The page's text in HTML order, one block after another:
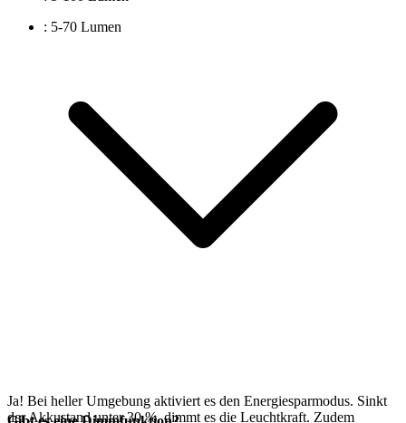
: 5-70 Lumen
Ja! Bei heller Umgebung aktiviert es den Energiesparmodus. Sinkt
der Akkustand unter 30 %, dimmt es die Leuchtkraft. Zudem